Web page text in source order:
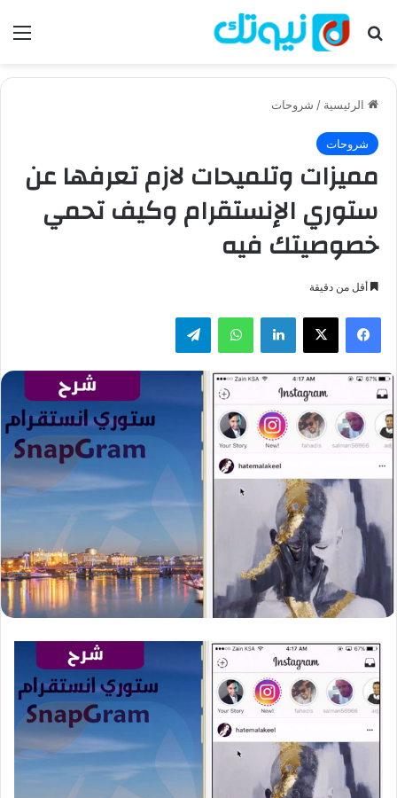
بحث عن
الرئيسية / شروحات
شروحات
مميزات وتلميحات لازم تعرفها عن
ستوري الإنستقرام وكيف تحمي
خصوصيتك فيه
أقل من دقيقة
فيسبوك لينكدإن واتساب